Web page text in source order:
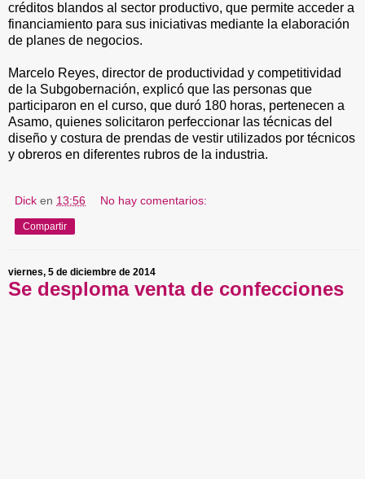
créditos blandos al sector productivo, que permite acceder a
financiamiento para sus iniciativas mediante la elaboración
de planes de negocios.
Marcelo Reyes, director de productividad y competitividad
de la Subgobernación, explicó que las personas que
participaron en el curso, que duró 180 horas, pertenecen a
Asamo, quienes solicitaron perfeccionar las técnicas del
diseño y costura de prendas de vestir utilizados por técnicos
y obreros en diferentes rubros de la industria.
Dick en 13:56 No hay comentarios:
Compartir
viernes, 5 de diciembre de 2014
Se desploma venta de confecciones